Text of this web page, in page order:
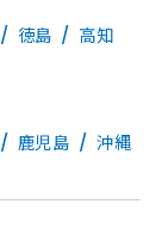
徳島 高知
鹿児島 沖縄